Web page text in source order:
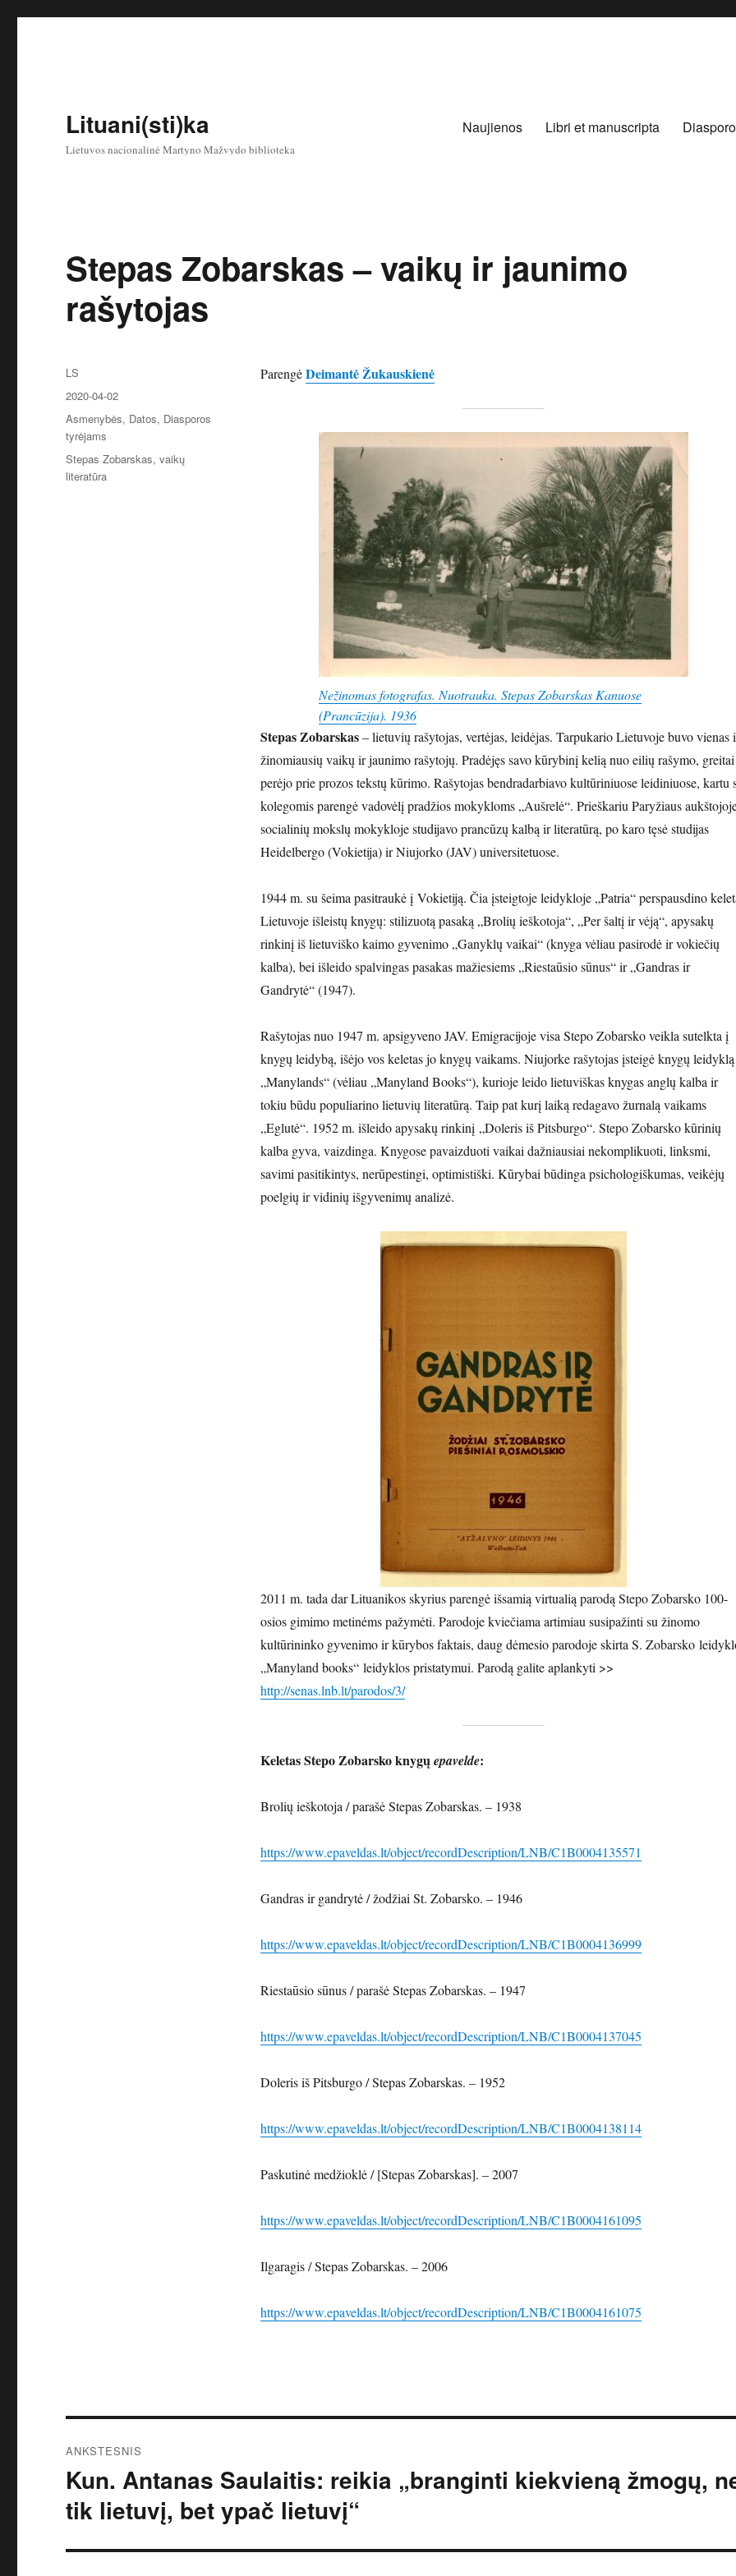
Lituani(sti)ka
Lietuvos nacionalinė Martyno Mažvydo biblioteka
Naujienos Libri et manuscripta
Stepas Zobarskas – vaikų ir jaunimo
rašytojas
ParengėDeimantė Žukauskienė
Nežinomas fotografas. Nuotrauka. Stepas Zobarskas Kanuose
(Prancūzija). 1936
Stepas Zobarskas– lietuvių rašytojas, vertėjas, leidėjas. Tarpukario Lietuvoje buvo vienas
žinomiausių vaikų ir jaunimo rašytojų. Pradėjęs savo kūrybinį kelią nuo eilių rašymo, greitai
perėjo prie prozos tekstų kūrimo. Rašytojas bendradarbiavo kultūriniuose leidiniuose, kartu
kolegomis parengė vadovėlį pradžios mokykloms „Aušrelė“. Prieškariu Paryžiaus
socialinių mokslų mokykloje studijavo prancūzų kalbą ir literatūrą, po karo tęsė studijas
Heidelbergo (Vokietija) ir Niujorko (JAV) universitetuose.
1944 m. su šeima pasitraukė į Vokietiją. Čia įsteigtoje leidykloje „Patria“ perspausdino
Lietuvoje išleistų knygų: stilizuotą pasaką „Brolių ieškotoja“, „Per šaltį ir vėją“, apysakų
rinkinį iš lietuviško kaimo gyvenimo „Ganyklų vaikai“ (knyga vėliau pasirodė ir vokiečių
kalba), bei išleido spalvingas pasakas mažiesiems „Riestaūsio sūnus“ ir „Gandras ir
Gandrytė“ (1947).
Rašytojas nuo 1947 m. apsigyveno JAV. Emigracijoje visa Stepo Zobarsko veikla sutelkta į
knygų leidybą, išėjo vos keletas jo knygų vaikams. Niujorke rašytojas įsteigė knygų leidyklą
„Manylands“ (vėliau „Manyland Books“), kurioje leido lietuviškas knygas anglų kalba ir
tokiu būdu populiarino lietuvių literatūrą. Taip pat kurį laiką redagavo žurnalą vaikams
„Eglutė“. 1952 m. išleido apysakų rinkinį „Doleris iš Pitsburgo“. Stepo Zobarsko kūrinių
kalba gyva, vaizdinga. Knygose pavaizduoti vaikai dažniausiai nekomplikuoti, linksmi,
savimi pasitikintys, nerūpestingi, optimistiški. Kūrybai būdinga psichologiškumas, veikėjų
poelgių ir vidinių išgyvenimų analizė.
2011 m. tada dar Lituanikos skyrius parengė išsamią virtualią parodą Stepo Zobarsko 100-
osios gimimo metinėms pažymėti. Parodoje kviečiama artimiau susipažinti su žinomo
kultūrininko gyvenimo ir kūrybos faktais, daug dėmesio parodoje skirta S. Zobarsko
„Manyland books“ leidyklos pristatymui. Parodą galite aplankyti >>
http://senas.lnb.lt/parodos/3/
Keletas Stepo Zobarsko knygųepavelde:
Brolių ieškotoja / parašė Stepas Zobarskas. – 1938
https://www.epaveldas.lt/object/recordDescription/LNB/C1B0004135571
Gandras ir gandrytė / žodžiai St. Zobarsko. – 1946
https://www.epaveldas.lt/object/recordDescription/LNB/C1B0004136999
Riestaūsio sūnus / parašė Stepas Zobarskas. – 1947
https://www.epaveldas.lt/object/recordDescription/LNB/C1B0004137045
Doleris iš Pitsburgo / Stepas Zobarskas. – 1952
https://www.epaveldas.lt/object/recordDescription/LNB/C1B0004138114
Paskutinė medžioklė / [Stepas Zobarskas]. – 2007
https://www.epaveldas.lt/object/recordDescription/LNB/C1B0004161095
Ilgaragis / Stepas Zobarskas. – 2006
https://www.epaveldas.lt/object/recordDescription/LNB/C1B0004161075
Autorius
LS
Paskelbta
2020-04-02
Kategorijos
Asmenybės, Datos, Diasporos
tyrėjams
Žymos
Stepas Zobarskas,vaikų
literatūra
tarp
įrašų
ANKSTESNIS
Ankstesnis
įrašas:
Kun. Antanas Saulaitis: reikia „branginti kiekvieną žmogų,
tik lietuvį, bet ypač lietuvį“